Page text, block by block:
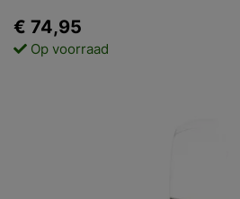
€ 74,95
Op voorraad